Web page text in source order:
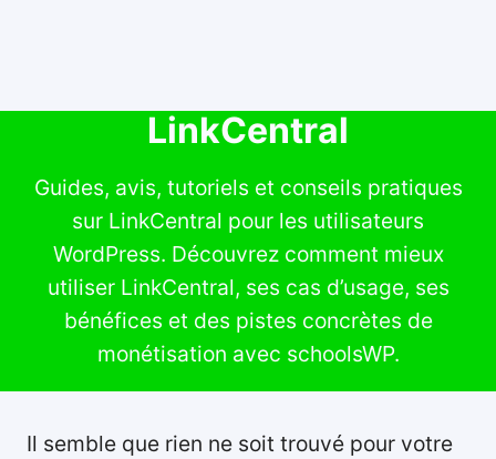
LinkCentral
Guides, avis, tutoriels et conseils pratiques
sur LinkCentral pour les utilisateurs
WordPress. Découvrez comment mieux
utiliser LinkCentral, ses cas d’usage, ses
bénéfices et des pistes concrètes de
monétisation avec schoolsWP.
Il semble que rien ne soit trouvé pour votre